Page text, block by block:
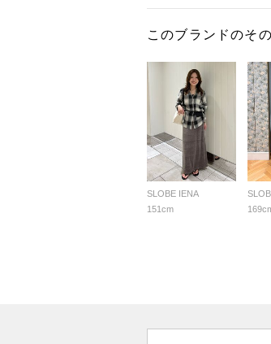
このブランドのそ
SLOBE IENA
151cm